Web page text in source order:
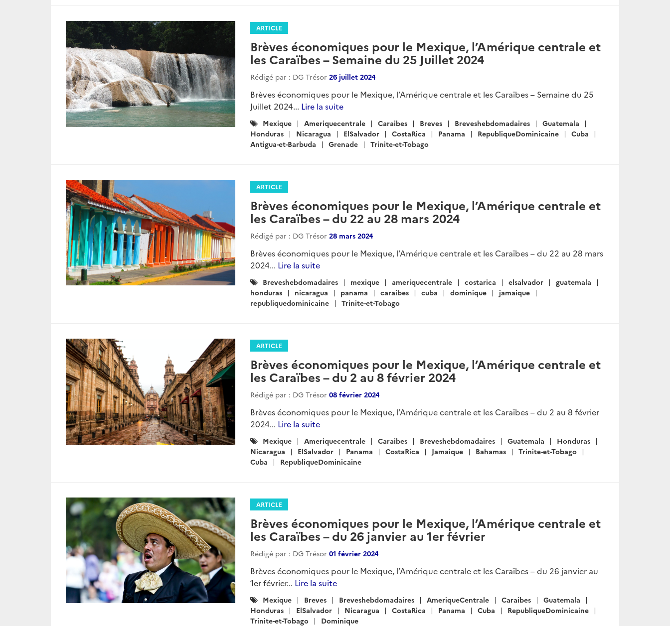
ARTICLE
Brèves économiques pour le Mexique, l’Amérique centrale et
les Caraïbes – Semaine du 25 Juillet 2024
Rédigé par : DG Trésor 26 juillet 2024
Brèves économiques pour le Mexique, l’Amérique centrale et les Caraïbes – Semaine du 25
Juillet 2024... Lire la suite
Catégories
:
Mexique Ameriquecentrale Caraibes Breves Breveshebdomadaires
Guatemala
Honduras
Nicaragua ElSalvador CostaRica Panama RepubliqueDominicaine
Cuba
Antigua-et-Barbuda
Grenade Trinite-et-Tobago
ARTICLE
Brèves économiques pour le Mexique, l’Amérique centrale et
les Caraïbes – du 22 au 28 mars 2024
Rédigé par : DG Trésor 28 mars 2024
Brèves économiques pour le Mexique, l’Amérique centrale et les Caraïbes – du 22 au 28 mars
2024... Lire la suite
Catégories
:
Breveshebdomadaires mexique ameriquecentrale costarica elsalvador
guatemala
honduras
nicaragua panama caraibes cuba dominique
jamaique
republiquedominicaine
Trinite-et-Tobago
ARTICLE
Brèves économiques pour le Mexique, l’Amérique centrale et
les Caraïbes – du 2 au 8 février 2024
Rédigé par : DG Trésor 08 février 2024
Brèves économiques pour le Mexique, l’Amérique centrale et les Caraïbes – du 2 au 8 février
2024... Lire la suite
Catégories
:
Mexique Ameriquecentrale Caraibes Breveshebdomadaires Guatemala
Honduras
Nicaragua
ElSalvador Panama CostaRica Jamaique Bahamas
Trinite-et-Tobago
Cuba
RepubliqueDominicaine
ARTICLE
Brèves économiques pour le Mexique, l’Amérique centrale et
les Caraïbes – du 26 janvier au 1er février
Rédigé par : DG Trésor 01 février 2024
Brèves économiques pour le Mexique, l’Amérique centrale et les Caraïbes – du 26 janvier au
1er février... Lire la suite
Catégories
:
Mexique Breves Breveshebdomadaires AmeriqueCentrale Caraibes
Guatemala
Honduras
ElSalvador Nicaragua CostaRica Panama Cuba
RepubliqueDominicaine
Trinite-et-Tobago
Dominique